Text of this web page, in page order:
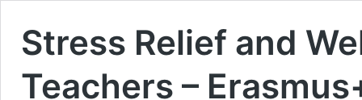
Stress Relief and
Teachers –